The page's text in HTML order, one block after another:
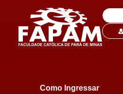
Como Ingressar